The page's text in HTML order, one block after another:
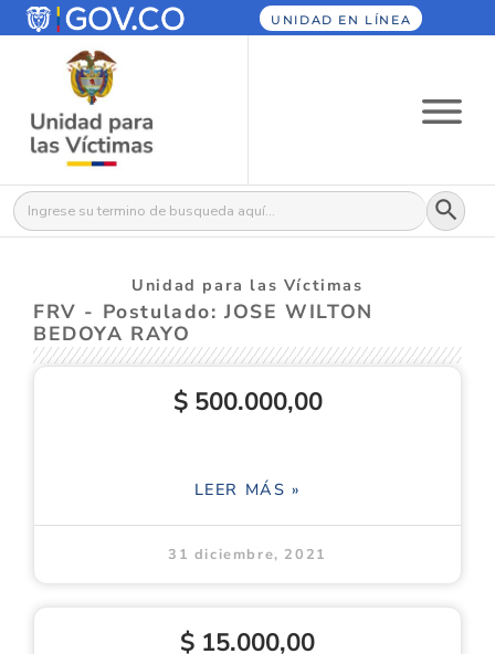
UNIDAD EN LÍNEA
Buscar: Botón
Unidad para las Víctimas
FRV - Postulado: JOSE WILTON
BEDOYA RAYO
$ 500.000,00
LEER MÁS »
31 diciembre, 2021
$ 15.000,00